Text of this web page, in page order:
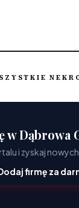
w Dąbrowa
i zyskaj
firmę za